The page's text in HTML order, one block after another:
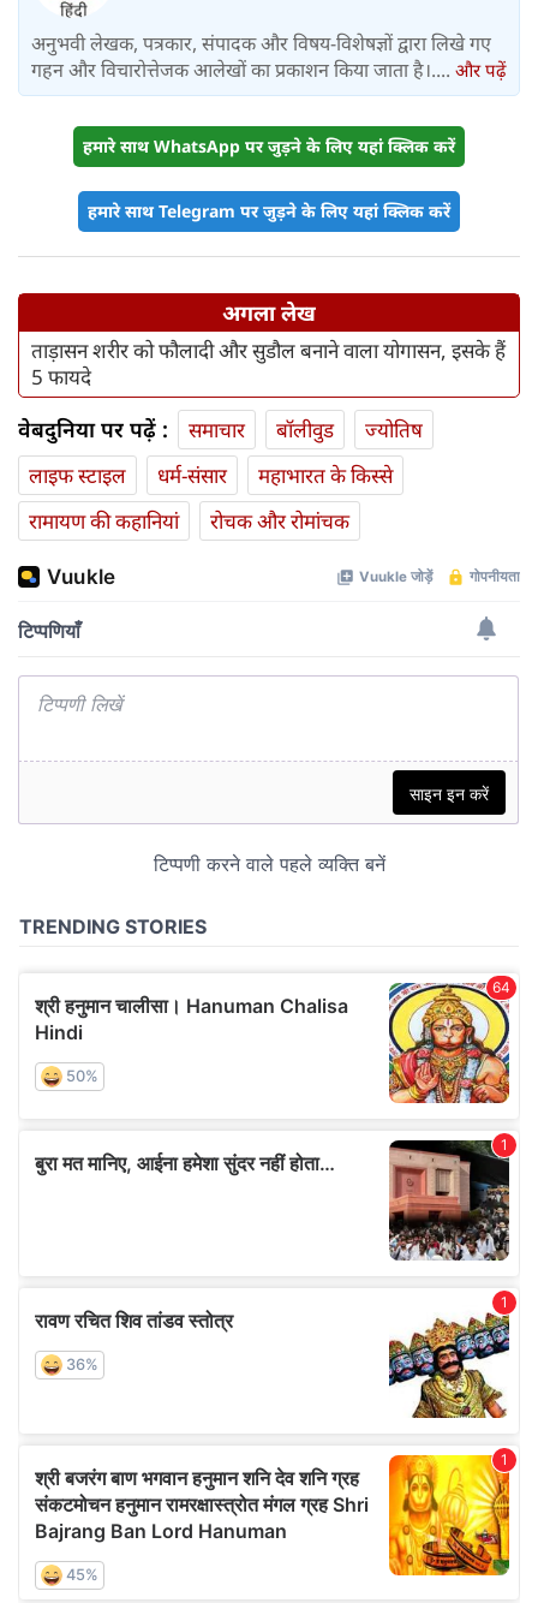
अनुभवी लेखक, पत्रकार, संपादक और विषय-विशेषज्ञों द्वारा लिखे गए
गहन और विचारोत्तेजक आलेखों का प्रकाशन किया जाता है।.... और पढ़ें
हमारे साथ WhatsApp पर जुड़ने के लिए यहां क्लिक करें
हमारे साथ Telegram पर जुड़ने के लिए यहां क्लिक करें
अगला लेख
ताड़ासन शरीर को फौलादी और सुडौल बनाने वाला योगासन, इसके हैं
5 फायदे
वेबदुनिया पर पढ़ें : समाचार बॉलीवुड
ज्योतिष
लाइफ स्‍टाइल
धर्म-संसार
महाभारत के किस्से
रामायण की कहानियां
रोचक और रोमांचक